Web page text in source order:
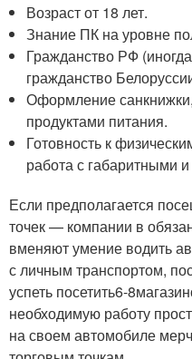
Возраст от 18 лет.
Знание ПК на уровне
Гражданство РФ
гражданство
Оформление
продуктами питания.
Готовность к
работа с габаритными
Если предполагается
точек — компании в
вменяют умение водить
с личным транспортом,
успеть посетить6-8
необходимую работу
на своем автомобиле